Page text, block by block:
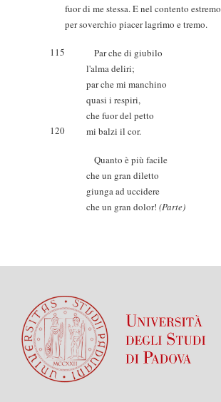
fuor di me stessa. E nel contento estremo
per soverchio piacer lagrimo e tremo.
115
Par che di giubilo
l'alma deliri;
par che mi manchino
quasi i respiri,
che fuor del petto
120
mi balzi il cor.
Quanto è più facile
che un gran diletto
giunga ad uccidere
che un gran dolor! (Parte)